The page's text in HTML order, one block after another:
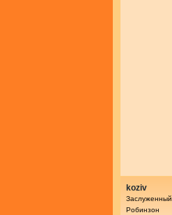
koziv
Заслуженный
Робинзон